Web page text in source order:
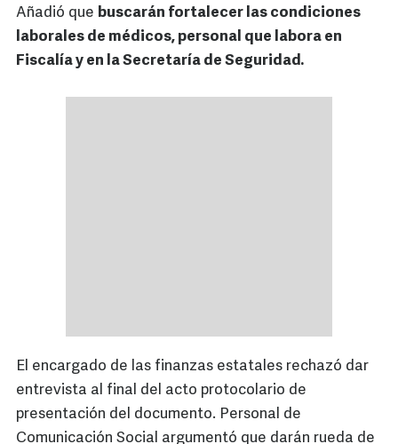
Añadió que buscarán fortalecer las condiciones
laborales de médicos, personal que labora en
Fiscalía y en la Secretaría de Seguridad.
El encargado de las finanzas estatales rechazó dar
entrevista al final del acto protocolario de
presentación del documento. Personal de
Comunicación Social argumentó que darán rueda de